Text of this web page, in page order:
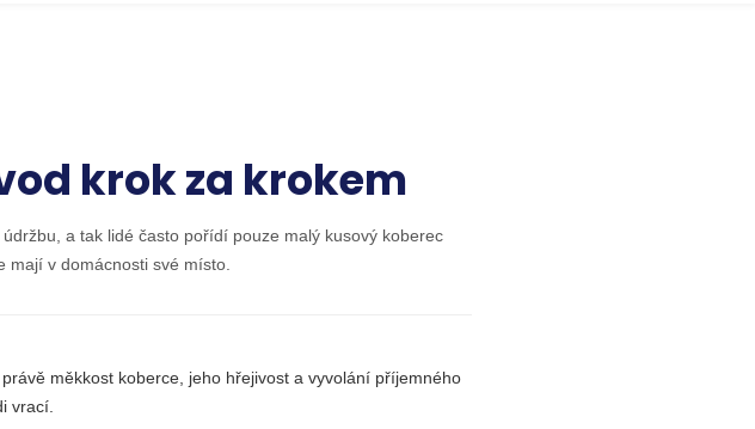
krok za krokem
a tak lidé často pořídí pouze malý kusový koberec
mají v domácnosti své místo.
měkkost koberce, jeho hřejivost a vyvolání příjemného
vrací.